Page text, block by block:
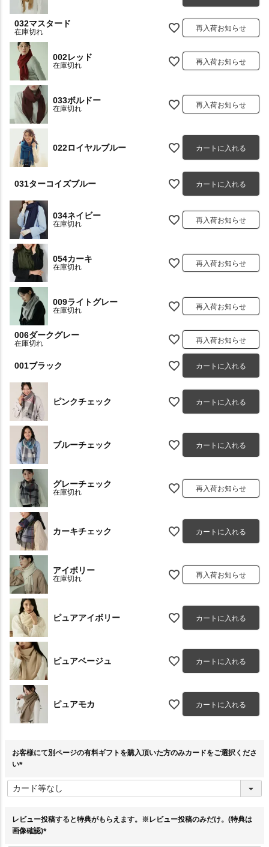
032マスタード
在庫切れ 再入荷お知らせ
002レッド
在庫切れ 再入荷お知らせ
033ボルドー
在庫切れ 再入荷お知らせ
022ロイヤルブルー カートに入れる
031ターコイズブルー カートに入れる
034ネイビー
在庫切れ 再入荷お知らせ
054カーキ
在庫切れ 再入荷お知らせ
009ライトグレー
在庫切れ 再入荷お知らせ
006ダークグレー
在庫切れ 再入荷お知らせ
001ブラック カートに入れる
ピンクチェック カートに入れる
ブルーチェック カートに入れる
グレーチェック
在庫切れ 再入荷お知らせ
カーキチェック カートに入れる
アイボリー
在庫切れ 再入荷お知らせ
ピュアアイボリー カートに入れる
ピュアベージュ カートに入れる
ピュアモカ カートに入れる
お客様にて別ページの有料ギフトを購入頂いた方のみカードをご選択くださ
い
必
須
レビュー投稿すると特典がもらえます。※レビュー投稿のみだけ。(特典は
画像確認)